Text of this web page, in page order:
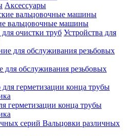
Аксессуары
вальцовочные машины
Устройства для
для обслуживания резьбовых
герметизации конца трубы
Вальцовки различных